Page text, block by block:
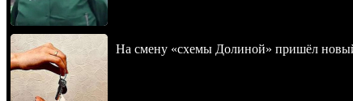
На смену «схемы Долиной» пришёл